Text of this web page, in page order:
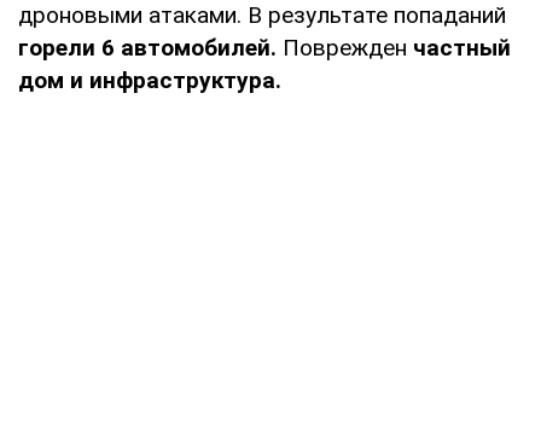
дроновыми атаками. В результате попаданий
горели 6 автомобилей. Поврежден частный
дом и инфраструктура.